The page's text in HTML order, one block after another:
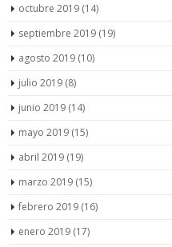
octubre 2019 (14)
septiembre 2019 (19)
agosto 2019 (10)
julio 2019 (8)
junio 2019 (14)
mayo 2019 (15)
abril 2019 (19)
marzo 2019 (15)
febrero 2019 (16)
enero 2019 (17)